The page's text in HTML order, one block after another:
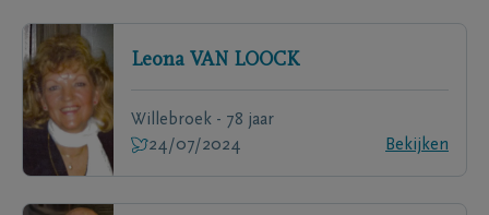
Leona VAN LOOCK
Willebroek - 78 jaar
24/07/2024
Bekijken